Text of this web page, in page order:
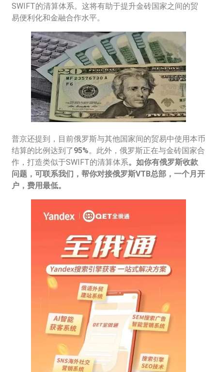
SWIFT的清算体系。这将有助于提升金砖国家之间的贸
易便利化和金融合作水平。
普京还提到，目前俄罗斯与其他国家间的贸易中使用本币
结算的比例达到了95%。此外，俄罗斯正在与金砖国家合
作，打造类似于SWIFT的清算体系。 如你有俄罗斯收款
问题，可联系我们，帮你对接俄罗斯VTB总部，一个月开
户，费用最低。